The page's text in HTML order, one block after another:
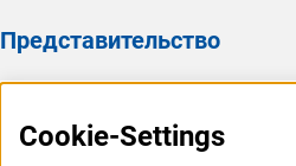
Представительство
Представительство DFG в России/
История Представительства 2003 -
Cookie-Settings